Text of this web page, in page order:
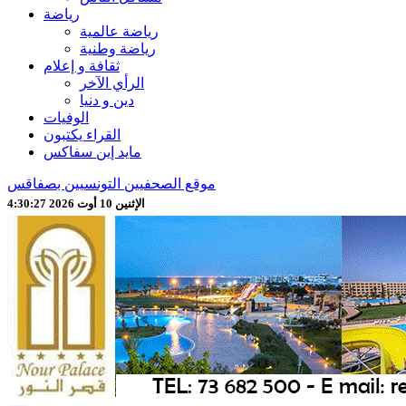
رياضة
رياضة عالمية
رياضة وطنية
ثقافة و إعلام
الرأي الآخر
دين و دنيا
الوفيات
القراء يكتبون
مايد إين سفاكس
موقع الصحفيين التونسيين بصفاقس
الإثنين 10 أوت 2026 4:30:29